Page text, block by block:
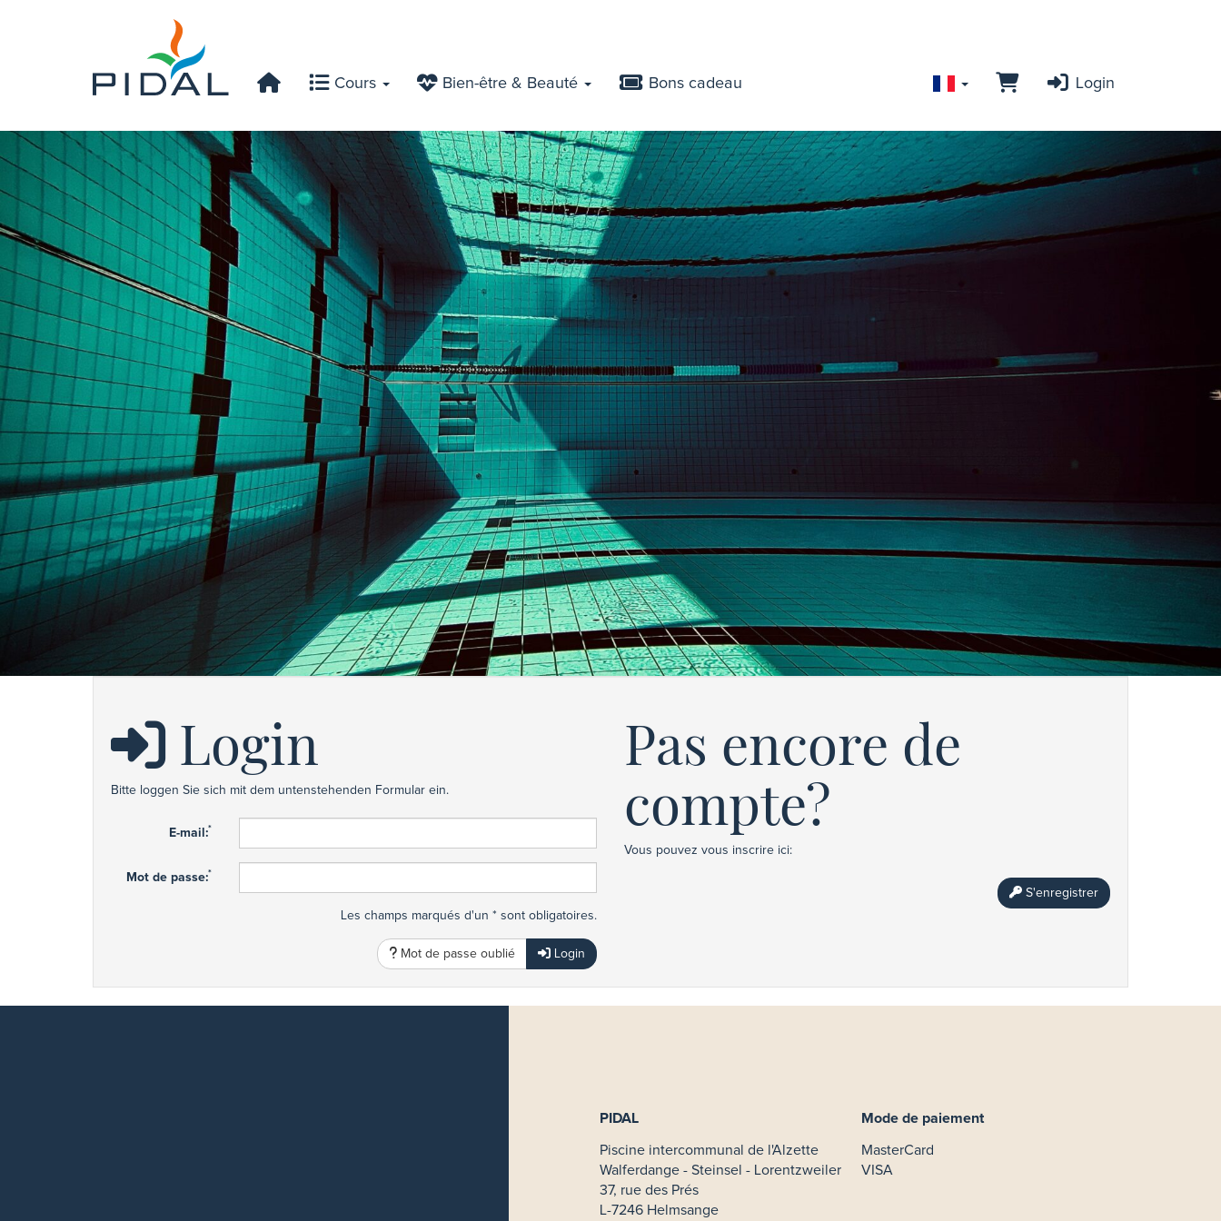
Cours Bien-être & Beauté Bons cadeau Login
Login
Bitte loggen Sie sich mit dem untenstehenden Formular ein.
E-mail:*
Mot de passe:*
Les champs marqués d'un * sont obligatoires.
Mot de passe oublié Login
Pas encore de
compte?
Vous pouvez vous inscrire ici:
S'enregistrer
PIDAL
Piscine intercommunal de l'Alzette
Walferdange - Steinsel - Lorentzweiler
37, rue des Prés
L-7246 Helmsange
Mode de paiement
MasterCard
VISA